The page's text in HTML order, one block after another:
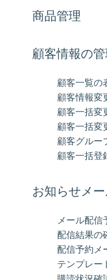
商品管理
顧客情報の管
顧客一覧の
顧客情報変
顧客一括変
顧客一括変
顧客グルー
顧客一括登
お知らせメ
メール配信
配信結果の
配信予約メ
テンプレー